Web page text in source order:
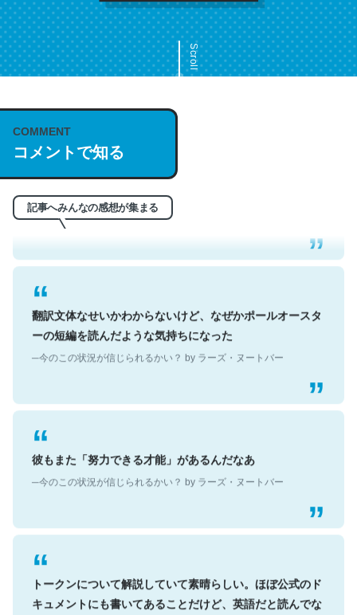
Scroll
COMMENT
コメントで知る
記事へみんなの感想が集まる
これは名文。彼はとてもクレバーなんだろうなと凄く思
う。英語少しでも読める人は原文もお勧め。自分はこの流
れ好き。Let’s Fucking Go. Then Covid hit. Shit.
─今のこの状況が信じられるかい？ by ラーズ・ヌートバー
翻訳文体なせいかわからないけど、なぜかポールオースタ
ーの短編を読んだような気持ちになった
彼もまた「努力できる才能」があるんだなあ
トークンについて解説していて素晴らしい。ほぼ公式のド
キュメントにも書いてあることだけど、英語だと読んでな